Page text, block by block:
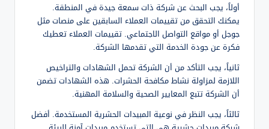
أولاً، يجب البحث عن شركة ذات سمعة جيدة في المنطقة.
يمكنك التحقق من تقييمات العملاء السابقين على منصات مثل
جوجل أو مواقع التواصل الاجتماعي. تقييمات العملاء تعطيك
فكرة عن جودة الخدمة التي تقدمها الشركة.
ثانياً، يجب التأكد من أن الشركة تحمل الشهادات والتراخيص
اللازمة لمزاولة نشاط مكافحة الحشرات. هذه الشهادات تضمن
أن الشركة تتبع المعايير الصحية والسلامة المهنية.
ثالثاً، يجب النظر في نوعية المبيدات الحشرية المستخدمة. أفضل